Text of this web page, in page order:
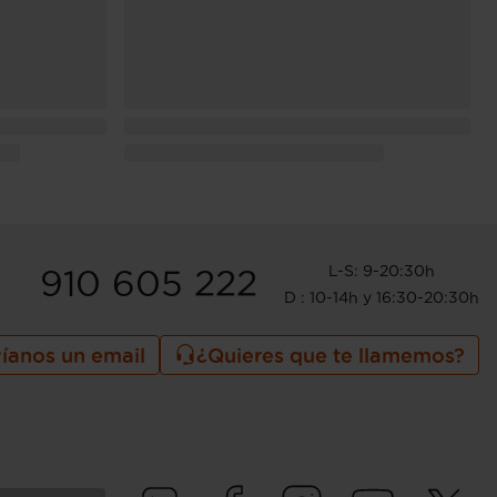
910 605 222
L-S: 9-20:30h
D : 10-14h y 16:30-20:30h
un email ¿Quieres que te llamemos?